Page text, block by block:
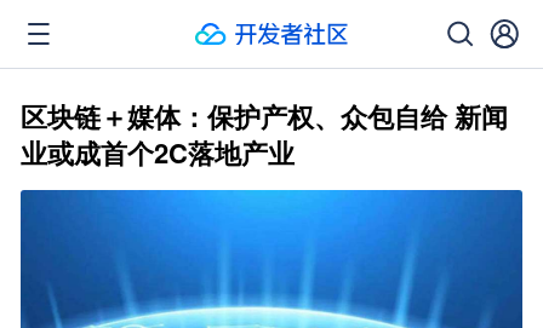
区块链＋媒体：保护产权、众包自给 新闻
业或成首个2C落地产业